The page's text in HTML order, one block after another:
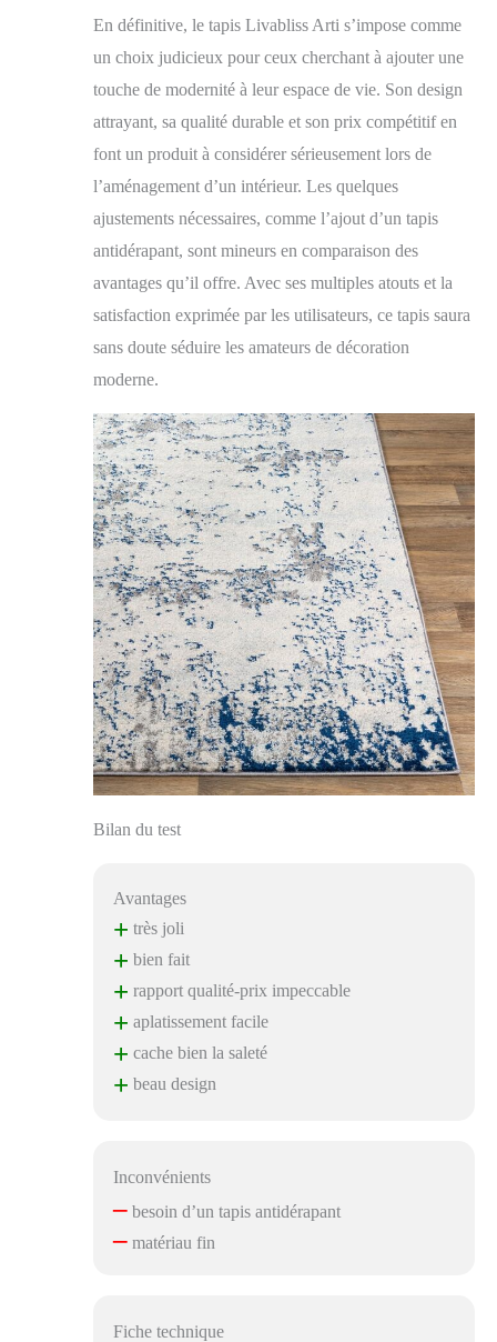
En définitive, le tapis Livabliss Arti s’impose comme
un choix judicieux pour ceux cherchant à ajouter une
touche de modernité à leur espace de vie. Son design
attrayant, sa qualité durable et son prix compétitif en
font un produit à considérer sérieusement lors de
l’aménagement d’un intérieur. Les quelques
ajustements nécessaires, comme l’ajout d’un tapis
antidérapant, sont mineurs en comparaison des
avantages qu’il offre. Avec ses multiples atouts et la
satisfaction exprimée par les utilisateurs, ce tapis saura
sans doute séduire les amateurs de décoration
moderne.
Bilan du test
Avantages
+ très joli
+ bien fait
+ rapport qualité-prix impeccable
+ aplatissement facile
+ cache bien la saleté
+ beau design
Inconvénients
–besoin d’un tapis antidérapant
–matériau fin
Fiche technique